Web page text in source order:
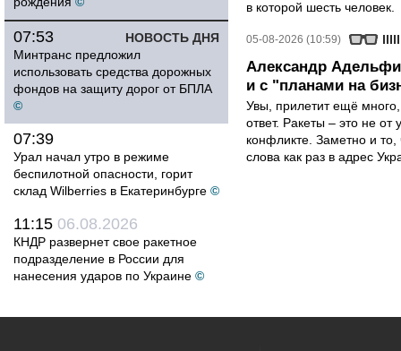
НОВОСТЬ ДНЯ
07:53
Минтранс предложил
использовать средства дорожных
фондов на защиту дорог от БПЛА
©
07:39
Урал начал утро в режиме
беспилотной опасности, горит
склад Wilberries в Екатеринбурге ©
11:15 06.08.2026
КНДР развернет свое ракетное
подразделение в России для
нанесения ударов по Украине ©
в которой шесть человек.
05-08-2026 (10:59)
Александр
и с "планами на
Увы, прилетит ещё
ответ. Ракеты – это не от
конфликте. Заметно и
слова как раз в адрес